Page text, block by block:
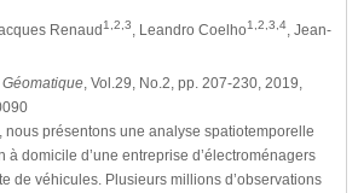
Renaud1,2,3 , Leandro Coelho1,2,3,4, Jean-
, Vol.29, No.2, pp. 207-230, 2019,
présentons une analyse spatiotemporelle
à domicile d’une entreprise d’électroménagers
de véhicules. Plusieurs millions d’observations